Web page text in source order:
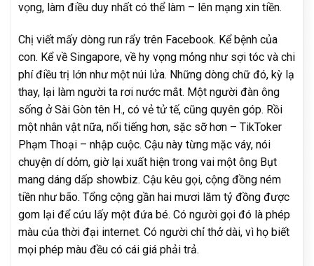
vọng, làm điều duy nhất có thể làm – lên mạng xin tiền.
Chị viết mấy dòng run rẩy trên Facebook. Kể bệnh của
con. Kể về Singapore, về hy vọng mỏng như sợi tóc và chi
phí điều trị lớn như một núi lửa. Những dòng chữ đó, kỳ lạ
thay, lại làm người ta rơi nước mắt. Một người đàn ông
sống ở Sài Gòn tên H., có vẻ tử tế, cũng quyên góp. Rồi
một nhân vật nữa, nổi tiếng hơn, sặc sỡ hơn – TikToker
Phạm Thoại – nhập cuộc. Cậu này từng mặc váy, nói
chuyện dí dỏm, giờ lại xuất hiện trong vai một ông Bụt
mang dáng dấp showbiz. Cậu kêu gọi, cộng đồng ném
tiền như bão. Tổng cộng gần hai mươi lăm tỷ đồng được
gom lại để cứu lấy một đứa bé. Có người gọi đó là phép
màu của thời đại internet. Có người chỉ thở dài, vì họ biết
mọi phép màu đều có cái giá phải trả.